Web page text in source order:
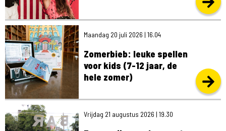
Maandag 20 juli 2026 | 16.04
Zomerbieb: leuke spellen
voor kids (7-12 jaar, de
hele zomer)
Vrijdag 21 augustus 2026 | 19.30